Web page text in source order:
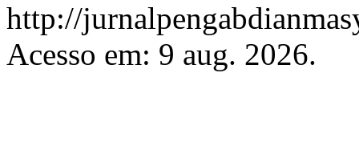
http://
Acesso em: 9 aug. 2026.